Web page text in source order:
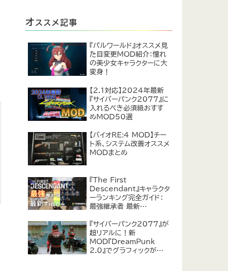
オ ススメ記事
『パルワールド』オススメ見
た目変更MOD紹介：憧れ
の美少女キャラクターに大
変身！
【2.1対応】2024年最新
『サイバーパンク2077』に
入れるべき必須級おすす
めMOD50選
【バイオRE:4 MOD】チー
ト系、システム改善オススメ
MODまとめ
『The First
Descendant』キャラクタ
ーランキング完全ガイド：
最強継承者 最新
『サイバーパンク2077』が
超リアルに！新
MOD『DreamPunk
2.0』でグラフィックが恐ろ